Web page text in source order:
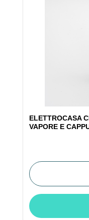
ELETTROCASA
VAPORE E